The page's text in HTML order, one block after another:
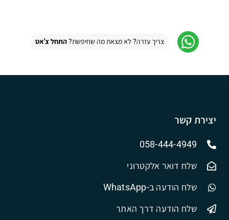
צריך עזרה? לא מצאת מה שחיפשת?התחל צ'אט
יצירת קשר
058-444-4949
שלח דואר אלקטרוני
שלח הודעה ב-WhatsApp
שלח הודעה דרך האתר